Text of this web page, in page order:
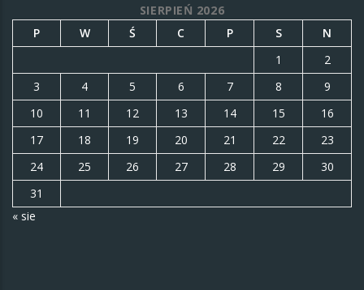
SIERPIEŃ 2026
P
W Ś C P S
N
1
2
3
4 5 6 7 8
9
10
11 12 13 14 15
16
17
18 19 20 21 22
23
24
25 26 27 28 29
30
31
« sie